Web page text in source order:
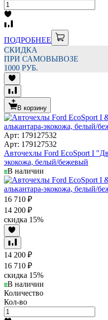
ПОДРОБНЕЕ
СКИДКА
ПРИ САМОВЫВОЗЕ
1000 РУБ.
В корзину
Арт: 179127532
Арт: 179127532
Авточехлы Ford EcoSport I
экокожа, белый/бежевый
В наличии
16 710 ₽
14 200 ₽
скидка 15%
14 200 ₽
16 710 ₽
скидка 15%
В наличии
Количество
Кол-во